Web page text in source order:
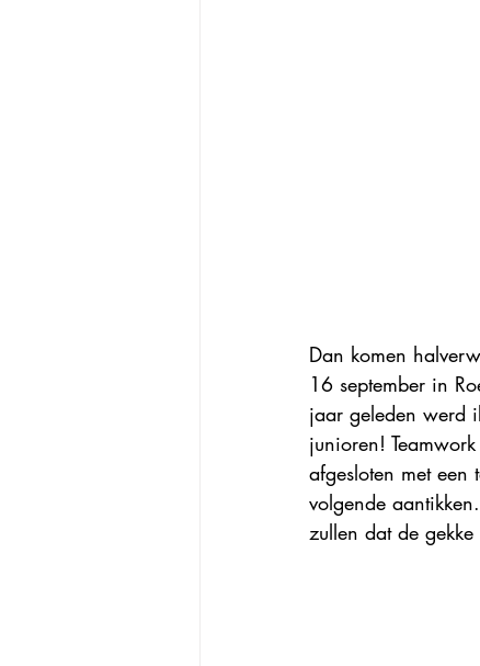
Dan komen
16 september in
jaar geleden werd
junioren!
afgesloten met
volgende
zullen dat de